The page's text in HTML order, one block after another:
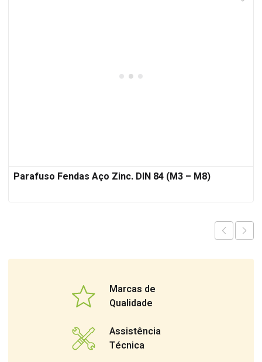
Parafuso Fendas Aço Zinc. DIN 84 (M3 – M8)
Marcas de
Qualidade
Assistência
Técnica